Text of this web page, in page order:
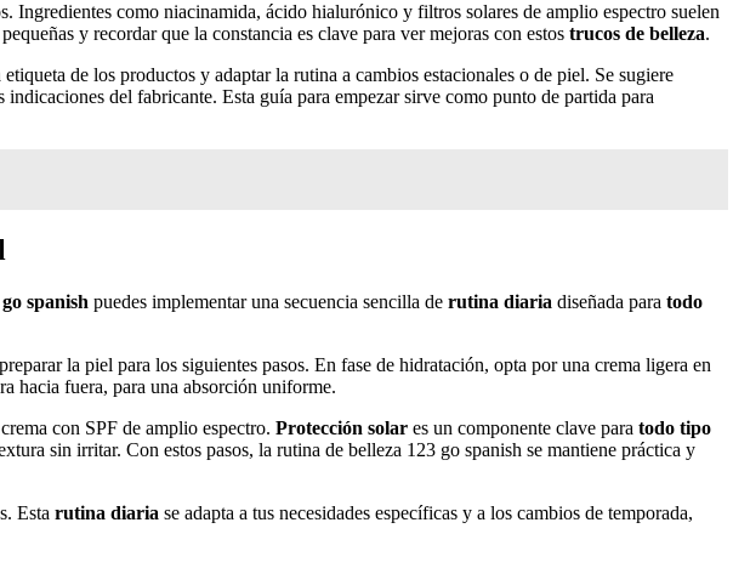
Ingredientes como niacinamida, ácido hialurónico y filtros solares de amplio espectro suelen
y recordar que la constancia es clave para ver mejoras con estos trucos de belleza.
de los productos y adaptar la rutina a cambios estacionales o de piel. Se sugiere
del fabricante. Esta guía para empezar sirve como punto de partida para
spanish puedes implementar una secuencia sencilla de rutina diaria diseñada para todo
la piel para los siguientes pasos. En fase de hidratación, opta por una crema ligera en
hacia fuera, para una absorción uniforme.
con SPF de amplio espectro. Protección solar es un componente clave para todo tipo
sin irritar. Con estos pasos, la rutina de belleza 123 go spanish se mantiene práctica y
Esta rutina diaria se adapta a tus necesidades específicas y a los cambios de temporada,